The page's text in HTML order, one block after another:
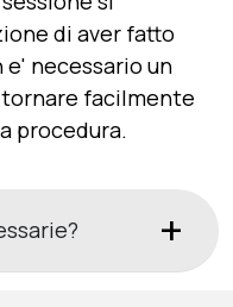
di aver fatto
necessario un
facilmente
procedura.